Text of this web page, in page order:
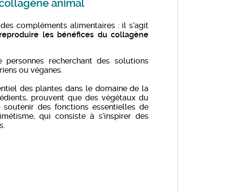
animal
compléments alimentaires : il s’agit
les bénéfices du collagène
recherchant des solutions
ou véganes.
des plantes dans le domaine de la
prouvent que des végétaux du
des fonctions essentielles de
qui consiste à s’inspirer des